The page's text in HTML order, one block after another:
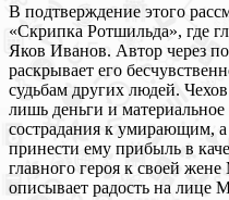
В подтверждение этого
«Скрипка Ротшильда», где
Яков Иванов. Автор через
раскрывает его
судьбам других людей.
лишь деньги и
сострадания к умирающим,
принести ему прибыль в
главного героя к своей
описывает радость на лице